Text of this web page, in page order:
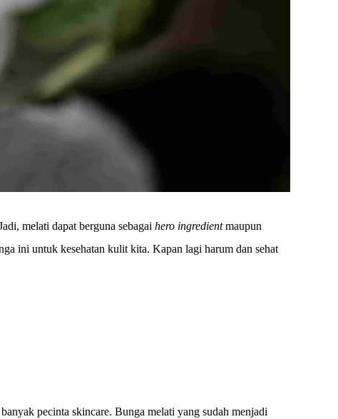
melati dapat berguna sebagaihero ingredientmaupun
ini untuk kesehatan kulit kita. Kapan lagi harum dan sehat
pecinta skincare. Bunga melati yang sudah menjadi